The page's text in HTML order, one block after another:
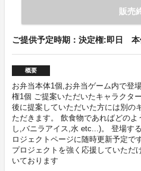
販売
ご提供予定時期：決定権:即日 本
概要
お弁当本体1個,お弁当ゲーム内で登
権1個 ご提案いただいたキャラクタ
後に提案していただいた方には別の
ただきます。 飲食物であればどの
し,バニラアイス,水 etc...)。 登場す
ロジェクトページに随時更新予定で
プロジェクトを強く応援していただ
いております